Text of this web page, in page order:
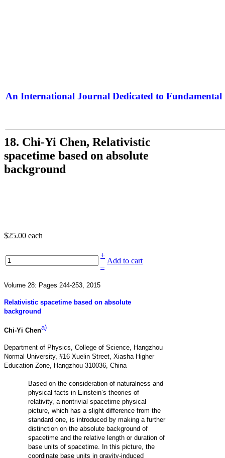
An International Journal Dedicated to Fundamental
18. Chi-Yi Chen, Relativistic
spacetime based on absolute
background
$25.00 each
+
Add to cart
–
Volume 28: Pages 244-253, 2015
Relativistic spacetime based on absolute
background
Chi-Yi Chena)
Department of Physics, College of Science, Hangzhou
Normal University, #16 Xuelin Street, Xiasha Higher
Education Zone, Hangzhou 310036, China
Based on the consideration of naturalness and
physical facts in Einstein’s theories of
relativity, a nontrivial spacetime physical
picture, which has a slight difference from the
standard one, is introduced by making a further
distinction on the absolute background of
spacetime and the relative length or duration of
base units of spacetime. In this picture, the
coordinate base units in gravity-induced